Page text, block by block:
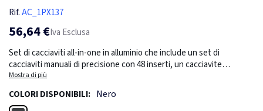
Rif.AC_1PX137
56,64 €Iva Esclusa
Set di cacciaviti all-in-one in alluminio che include un set di
cacciaviti manuali di precisione con 48 inserti, un cacciavite
elettrico, una base di ricarica e una custodia per tenere tutto in un
unico posto. Le punte vengono collegate al cacciavite
magneticamente per un'impugnatura semplice. Su un lato del set è
Mostra di più
COLORI DISPONIBILI: Nero